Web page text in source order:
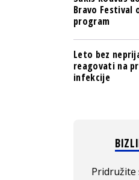
Bravo
program
Leto bez
reagovati na
infekcije
Pridružite